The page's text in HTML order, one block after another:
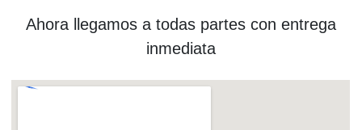
Ahora llegamos a todas partes con entrega
inmediata